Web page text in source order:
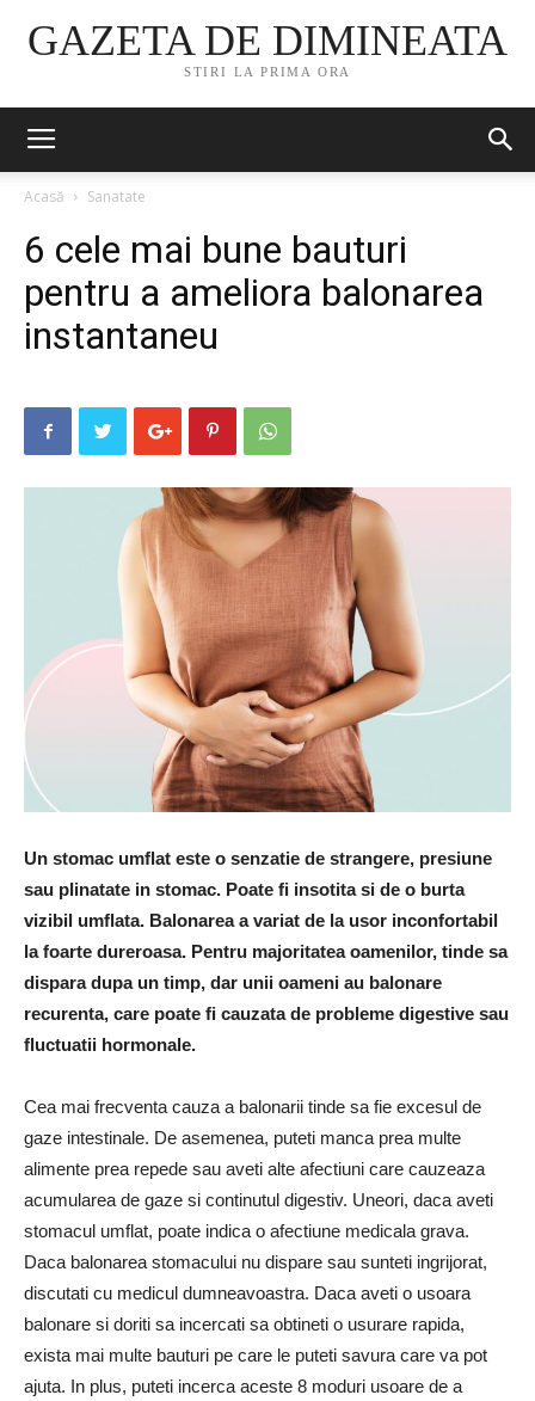
GAZETA DE DIMINEATA
STIRI LA PRIMA ORA
Acasă Sanatate
6 cele mai bune bauturi
pentru a ameliora balonarea
instantaneu
Un stomac umflat este o senzatie de strangere, presiune
sau plinatate in stomac. Poate fi insotita si de o burta
vizibil umflata. Balonarea a variat de la usor inconfortabil
la foarte dureroasa. Pentru majoritatea oamenilor, tinde sa
dispara dupa un timp, dar unii oameni au balonare
recurenta, care poate fi cauzata de probleme digestive sau
fluctuatii hormonale.
Cea mai frecventa cauza a balonarii tinde sa fie excesul de
gaze intestinale. De asemenea, puteti manca prea multe
alimente prea repede sau aveti alte afectiuni care cauzeaza
acumularea de gaze si continutul digestiv. Uneori, daca aveti
stomacul umflat, poate indica o afectiune medicala grava.
Daca balonarea stomacului nu dispare sau sunteti ingrijorat,
discutati cu medicul dumneavoastra. Daca aveti o usoara
balonare si doriti sa incercati sa obtineti o usurare rapida,
exista mai multe bauturi pe care le puteti savura care va pot
ajuta. In plus, puteti incerca aceste 8 moduri usoare de a